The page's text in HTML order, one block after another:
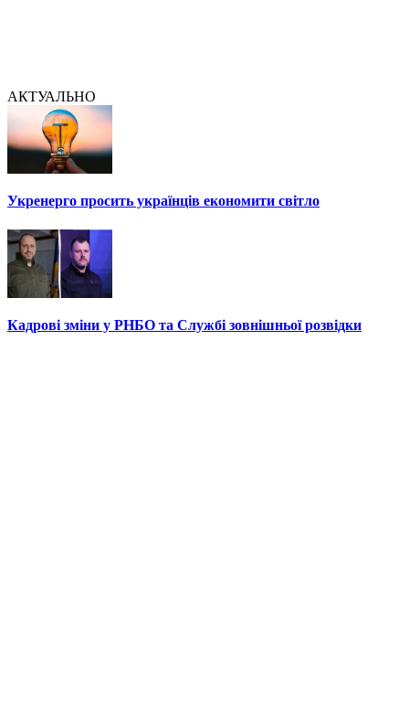
АКТУАЛЬНО
Укренерго просить українців економити світло
Кадрові зміни у РНБО та Службі зовнішньої розвідки